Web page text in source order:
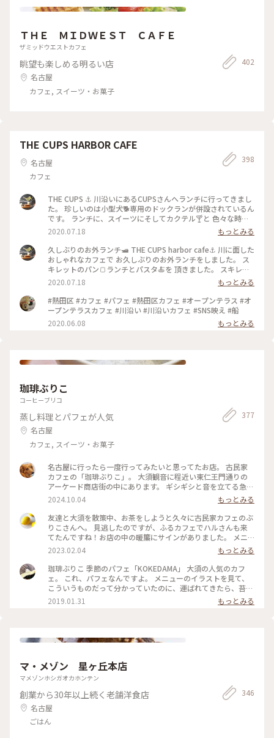
ＴＨＥ ＭＩＤＷＥＳＴ ＣＡＦＥ
ザミッドウエストカフェ
眺望も楽しめる明るい店
名古屋
カフェ, スイーツ・お菓子
402
THE CUPS HARBOR CAFE
名古屋
カフェ
398
THE CUPS ⚓️ 川沿いにあるCUPSさんへランチに行ってきまし
た。 珍しいのは小型犬🐕専用のドックランが併設されているん
です。 ランチに、スイーツにそしてカクテル🍸と 色々な時間
帯に利用できるおしゃれcafeです。 次回はスイーツをたべに
行きたいです。 ちっちゃなカヌレが気になりました😊 #名古屋
#CUPS #堀川#harbor
2020.07.18
もっとみる
久しぶりのお外ランチ🛥 THE CUPS harbor cafe⚓️ 川に面した
おしゃれなカフェで お久しぶりのお外ランチをしました。 ス
キレットのパン🍞ランチとパスタ🍝を 頂きました。 スキレッ
トパンは大好きなチーズフォンデュ🧀を選びました！ 熱々の
スキレットには手ちぎりできるふわっふわのパンの真ん中にチ
ーズがたっぷり😋 お天気は晴天☀️とはいかずでしたが、 川辺
でのランチは解放的でコロナ対策にも バッチリ👌でした。 お
いしかったー😊 #名古屋#堀川#CUPS#スキレット #お外でラン
チ
2020.07.18
もっとみる
#熱田区 #カフェ #パフェ #熱田区カフェ #オープンテラス #オ
ープンテラスカフェ #川沿い #川沿いカフェ #SNS映え #船
2020.06.08
もっとみる
珈琲ぶりこ
コーヒーブリコ
蒸し料理とパフェが人気
名古屋
カフェ, スイーツ・お菓子
377
名古屋に行ったら一度行ってみたいと思ってたお店。 古民家
カフェの「珈琲ぶりこ」。 大須観音に程近い東仁王門通りの
アーケード商店街の中にあります。 ギシギシと音を立てる急な
階段を登って行くと仕切りごとに雰囲気の異なるレトロなお部
屋が並んでいました。 そうそう、この感じ♪ 大好きな「ふる
カフェ系 ハルさんの休日」で何度も見たやつ☺️ 隅から隅ま
で見たかったけど人気の店内はお客さんでいっぱいでした☕️ #
クラシカルな街 #ふるカフェ #名古屋
2024.10.04
もっとみる
友達と大須を散策中、お茶をしようと久々に古民家カフェのぶ
りこさんへ。 見逃したのですが、ふるカフェでハルさんも来
てたんですね！お店の中の暖簾にサインがありました。 メニ
ューの箱庭みたいな写真に惹かれてチーズケーキとコーヒーに
しました。 実物はなめらかなチーズケーキの上にサクサクの
クッキー？と抹茶がかかっていて苔むしたお庭みたいな…なん
だか侘び寂びを感じます。 真ん中のベリーもアクセントになっ
て美味しかったです♪ #名古屋 #大須 #上前津 #おやつ #チーズ
ケーキ #コーヒー #古民家カフェ #ファンタジーの世界 #Myこ
とりっぷ
2023.02.04
もっとみる
珈琲ぶりこ 季節のパフェ「KOKEDAMA」 大須の人気のカフ
ェ。 これ、パフェなんですよ。 メニューのイラストを見て、
こういうものだって分かっていたのに、運ばれてきたら、苔玉
という名前そのものの見た目に笑ってしまいました😆 友達と
まったり。 古民家カフェで雰囲気も素敵です。 #名古屋 #大須
2019.01.31 もっとみる
マ・メゾン 星ヶ丘本店
マメゾンホシガオカホンテン
創業から30年以上続く老舗洋食店
名古屋
ごはん
346